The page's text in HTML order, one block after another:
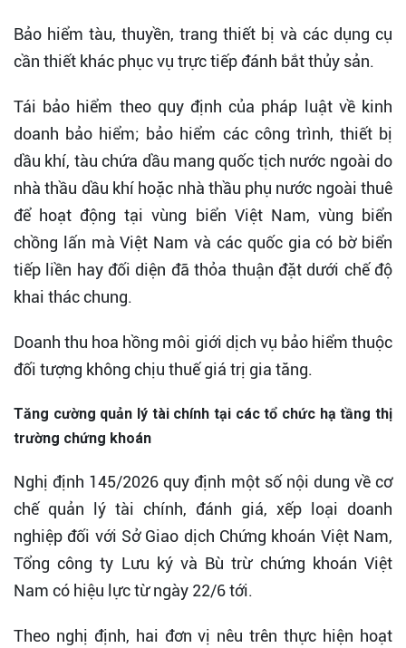
Bảo hiểm tàu, thuyền, trang thiết bị và các dụng cụ
cần thiết khác phục vụ trực tiếp đánh bắt thủy sản.
Tái bảo hiểm theo quy định của pháp luật về kinh
doanh bảo hiểm; bảo hiểm các công trình, thiết bị
dầu khí, tàu chứa dầu mang quốc tịch nước ngoài do
nhà thầu dầu khí hoặc nhà thầu phụ nước ngoài thuê
để hoạt động tại vùng biển Việt Nam, vùng biển
chồng lấn mà Việt Nam và các quốc gia có bờ biển
tiếp liền hay đối diện đã thỏa thuận đặt dưới chế độ
khai thác chung.
Doanh thu hoa hồng môi giới dịch vụ bảo hiểm thuộc
đối tượng không chịu thuế giá trị gia tăng.
Tăng cường quản lý tài chính tại các tổ chức hạ tầng thị
trường chứng khoán
Nghị định 145/2026 quy định một số nội dung về cơ
chế quản lý tài chính, đánh giá, xếp loại doanh
nghiệp đối với Sở Giao dịch Chứng khoán Việt Nam,
Tổng công ty Lưu ký và Bù trừ chứng khoán Việt
Nam có hiệu lực từ ngày 22/6 tới.
Theo nghị định, hai đơn vị nêu trên thực hiện hoạt